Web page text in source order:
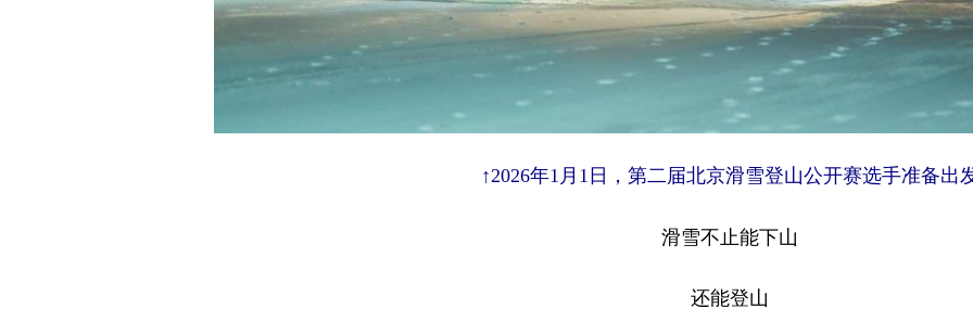
↑2026年1月1日，第二届北京滑雪登山公开赛选手准备出
滑雪不止能下山
还能登山